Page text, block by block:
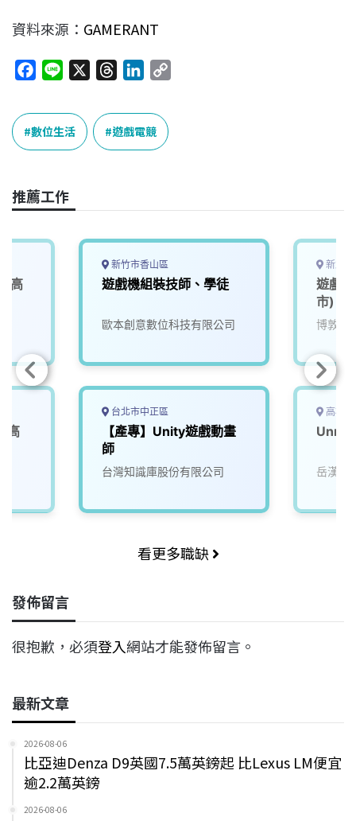
資料來源： GAMERANT
c
e
b
o
k
n
e
r
e
a
n
k
e
n
k
數位生活 遊戲電競
推薦工作
(高
高
新竹市香山區
遊戲機組裝技師、學徒
歐本創意數位科技有限公司
台北市中正區
【產專】Unity遊戲動畫
師
台灣知識庫股份有限公司
新北
遊戲
市)
博敦電
高雄
岳漢網
看更多職缺
發佈留言
很抱歉，必須登入網站才能發佈留言。
最新文章
2026-08-06
比亞迪Denza D9英國7.5萬英鎊起 比Lexus LM便宜
逾2.2萬英鎊
2026-08-06